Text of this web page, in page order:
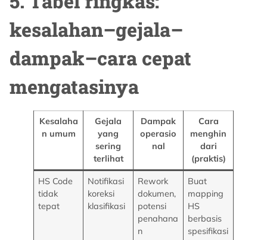
kesalahan–gejala–
dampak–cara cepat
mengatasinya
Kesalaha
n umum
Gejala
yang
sering
terlihat
Dampak
operasio
nal
Cara
menghin
dari
(praktis)
HS Code
tidak
tepat
Notifikasi
koreksi
klasifikasi
Rework
dokumen,
potensi
penahana
n
Buat
mapping
HS
berbasis
spesifikasi